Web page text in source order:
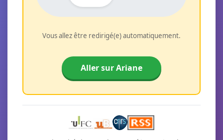
Vous allez être redirigé(e) automatiquement.
Aller sur Ariane